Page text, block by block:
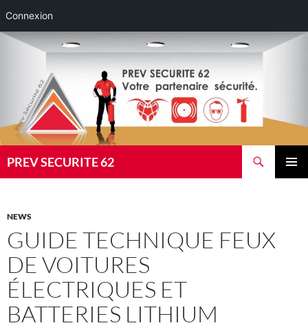
Connexion
Aller
PREV SECURITE 62
NEWS
GUIDE TECHNIQUE FEUX
DE VOITURES
ÉLECTRIQUES ET
BATTERIES LITHIUM